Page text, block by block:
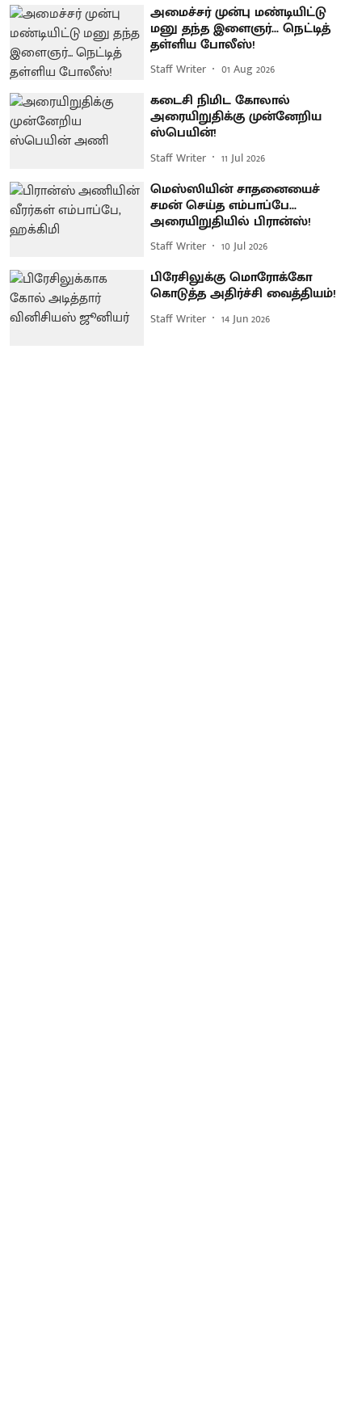
அமைச்சர் முன்பு மண்டியிட்டு
மனு தந்த இளைஞர்... நெட்டித்
தள்ளிய போலீஸ்!
Staff Writer 01 Aug 2026
கடைசி நிமிட கோலால்
அரையிறுதிக்கு முன்னேறிய
ஸ்பெயின்!
Staff Writer 11 Jul 2026
மெஸ்ஸியின் சாதனையைச்
சமன் செய்த எம்பாப்பே...
அரையிறுதியில் பிரான்ஸ்!
Staff Writer 10 Jul 2026
பிரேசிலுக்கு மொரோக்கோ
கொடுத்த அதிர்ச்சி வைத்தியம்!
Staff Writer 14 Jun 2026